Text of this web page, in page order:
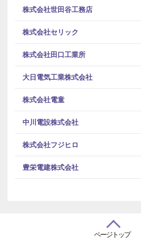
株式会社世田谷工務店
株式会社セリック
株式会社田口工業所
大日電気工業株式会社
株式会社電童
中川電設株式会社
株式会社フジヒロ
豊栄電建株式会社
ページトップ